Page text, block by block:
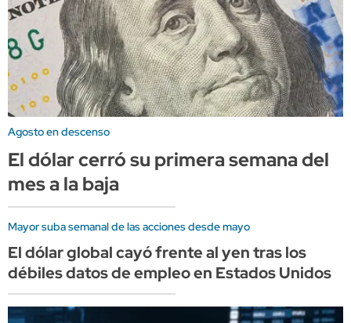
Agosto en descenso
El dólar cerró su primera semana del
mes a la baja
Mayor suba semanal de las acciones desde mayo
El dólar global cayó frente al yen tras los
débiles datos de empleo en Estados Unidos